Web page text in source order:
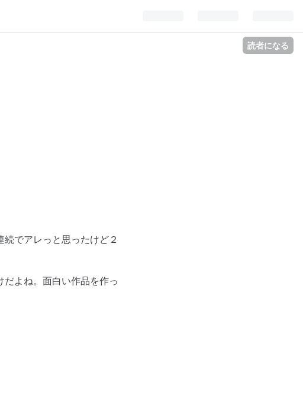
読者になる
続でアレっと思ったけど２
よね。面白い作品を作っ